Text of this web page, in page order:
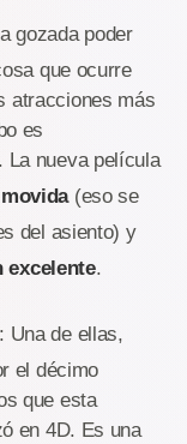
gozada poder
que ocurre
atracciones más
es
La nueva película
(eso se
del asiento) y
excelente.
: Una de ellas,
el décimo
que esta
en 4D. Es una